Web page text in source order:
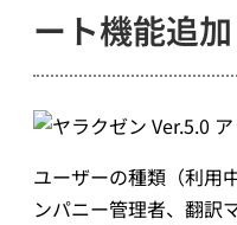
ート機能追加
ユーザーの種類（利用
ンパニー管理者、翻訳